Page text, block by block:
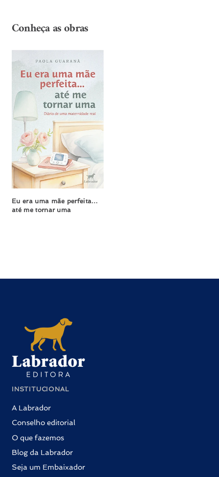
Conheça as obras
Eu era uma mãe perfeita…
até me tornar uma
INSTITUCIONAL
A Labrador
Conselho editorial
O que fazemos
Blog da Labrador
Seja um Embaixador